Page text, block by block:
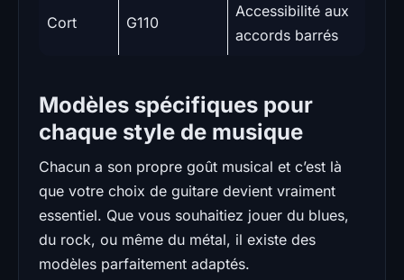
Cort G110
Accessibilité aux
accords barrés
Modèles spécifiques pour
chaque style de musique
Chacun a son propre goût musical et c’est là
que votre choix de guitare devient vraiment
essentiel. Que vous souhaitiez jouer du blues,
du rock, ou même du métal, il existe des
modèles parfaitement adaptés.